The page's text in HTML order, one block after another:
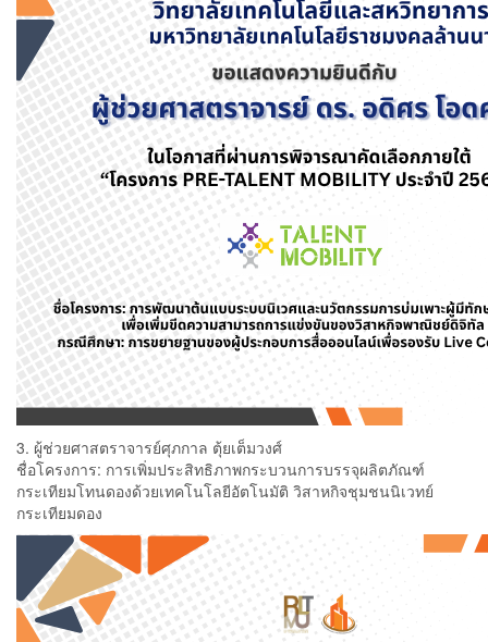
3. ผู้ช่วยศาสตราจารย์ศุภกาล ตุ้ยเต็มวงศ์
ชื่อโครงการ: การเพิ่มประสิทธิภาพกระบวนการบรรจุผลิตภัณฑ์
กระเทียมโทนดองด้วยเทคโนโลยีอัตโนมัติ วิสาหกิจชุมชนนิเวทย์
กระเทียมดอง